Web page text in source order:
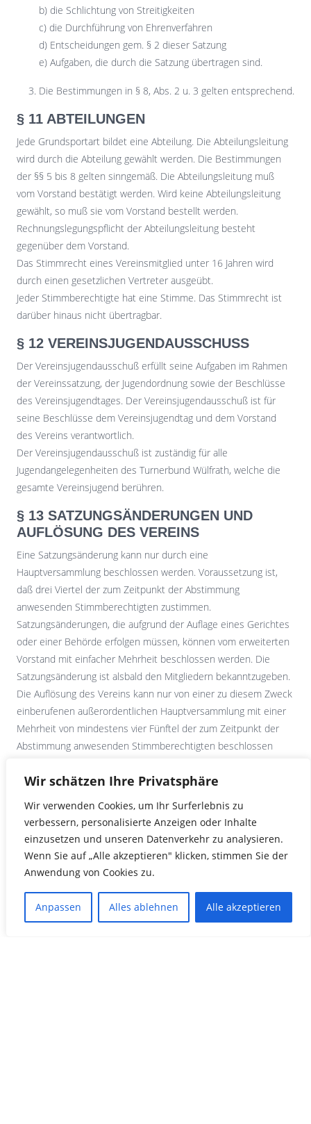
Wir schätzen Ihre Privatsphäre
Wir verwenden Cookies, um Ihr Surferlebnis zu
verbessern, personalisierte Anzeigen oder Inhalte
einzusetzen und unseren Datenverkehr zu analysieren.
Wenn Sie auf „Alle akzeptieren" klicken, stimmen Sie der
Anwendung von Cookies zu.
Anpassen Alles ablehnen Alle akzeptieren
b) die Schlichtung von Streitigkeiten
c) die Durchführung von Ehrenverfahren
d) Entscheidungen gem. § 2 dieser Satzung
e) Aufgaben, die durch die Satzung übertragen sind.
Die Bestimmungen in § 8, Abs. 2 u. 3 gelten entsprechend.
§ 11 ABTEILUNGEN
Jede Grundsportart bildet eine Abteilung. Die Abteilungsleitung
wird durch die Abteilung gewählt werden. Die Bestimmungen
der §§ 5 bis 8 gelten sinngemäß. Die Abteilungsleitung muß
vom Vorstand bestätigt werden. Wird keine Abteilungsleitung
gewählt, so muß sie vom Vorstand bestellt werden.
Rechnungslegungspflicht der Abteilungsleitung besteht
gegenüber dem Vorstand.
Das Stimmrecht eines Vereinsmitglied unter 16 Jahren wird
durch einen gesetzlichen Vertreter ausgeübt.
Jeder Stimmberechtigte hat eine Stimme. Das Stimmrecht ist
darüber hinaus nicht übertragbar.
§ 12 VEREINSJUGENDAUSSCHUSS
Der Vereinsjugendausschuß erfüllt seine Aufgaben im Rahmen
der Vereinssatzung, der Jugendordnung sowie der Beschlüsse
des Vereinsjugendtages. Der Vereinsjugendausschuß ist für
seine Beschlüsse dem Vereinsjugendtag und dem Vorstand
des Vereins verantwortlich.
Der Vereinsjugendausschuß ist zuständig für alle
Jugendangelegenheiten des Turnerbund Wülfrath, welche die
gesamte Vereinsjugend berühren.
§ 13 SATZUNGSÄNDERUNGEN UND
AUFLÖSUNG DES VEREINS
Eine Satzungsänderung kann nur durch eine
Hauptversammlung beschlossen werden. Voraussetzung ist,
daß drei Viertel der zum Zeitpunkt der Abstimmung
anwesenden Stimmberechtigten zustimmen.
Satzungsänderungen, die aufgrund der Auflage eines Gerichtes
oder einer Behörde erfolgen müssen, können vom erweiterten
Vorstand mit einfacher Mehrheit beschlossen werden. Die
Satzungsänderung ist alsbald den Mitgliedern bekanntzugeben.
Die Auflösung des Vereins kann nur von einer zu diesem Zweck
einberufenen außerordentlichen Hauptversammlung mit einer
Mehrheit von mindestens vier Fünftel der zum Zeitpunkt der
Abstimmung anwesenden Stimmberechtigten beschlossen
der Liquidation verbleibende Vermögen fällt an die Gemeinde
gemeinnützige, sportliche Zwecke zu verwenden hat.
Entsprechendes gilt bei Aufhebung des Vereins oder bei
Wegfall seines bisherigen Zweckes. Nach dem
Auflösungsbeschluß sind zugleich die Liquidatoren zu wählen.